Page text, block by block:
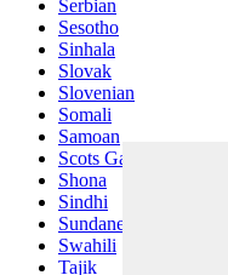
Serbian
Sesotho
Sinhala
Slovak
Slovenian
Somali
Samoan
Scots Gaelic
Shona
Sindhi
Sundanese
Swahili
Tajik